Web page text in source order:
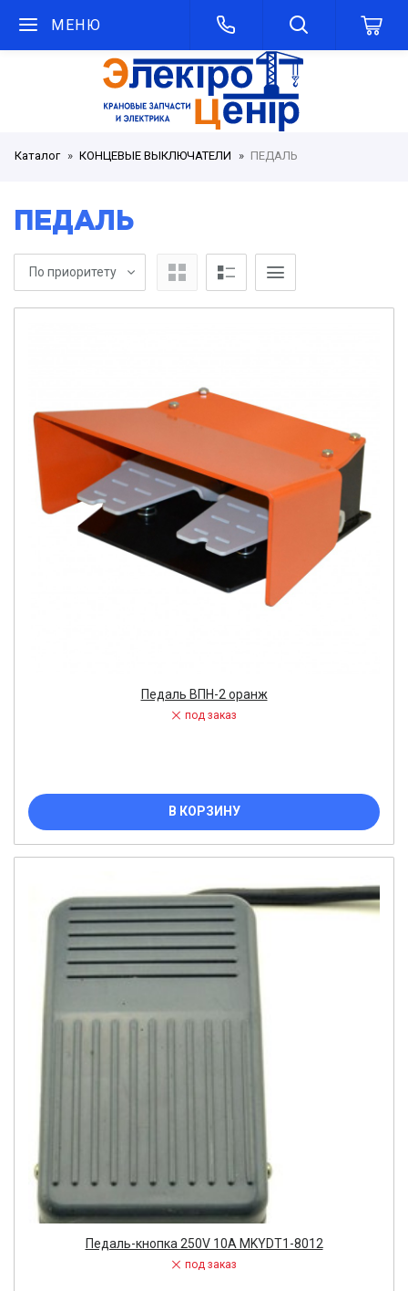
МЕНЮ
Каталог КОНЦЕВЫЕ ВЫКЛЮЧАТЕЛИ ПЕДАЛЬ
ПЕДАЛЬ
По приоритету
Педаль ВПН-2 оранж
под заказ
В КОРЗИНУ
Педаль-кнопка 250V 10A MKYDT1-8012
под заказ